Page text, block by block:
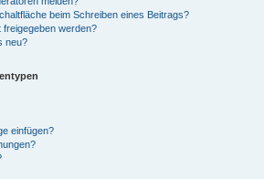
beim Schreiben eines Beitrags?
werden?
neu?
einfügen?